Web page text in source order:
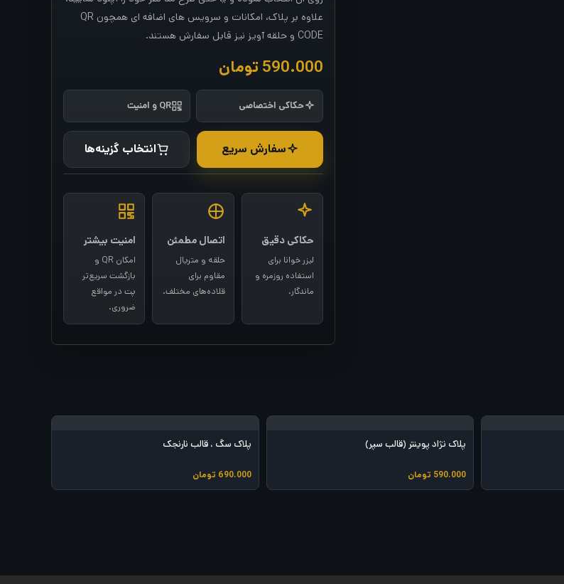
علاوه بر پلاک، امکانات و سرویس های اضافه ای همچون QR
CODE و حلقه آویز نیز قابل سفارش هستند.
590.000 تومان
حکاکی اختصاصی QR و امنیت
سفارش سریع انتخاب گزینه‌ها
حکاکی دقیق
لیزر خوانا برای
استفاده روزمره و
ماندگار.
اتصال مطمئن
حلقه و متریال
مقاوم برای
قلاده‌های مختلف.
امنیت بیشتر
امکان QR و
بازگشت سریع‌تر
پت در مواقع
ضروری.
پلاک نژاد پوینتر (قالب سپر)
590.000 تومان
پلاک سگ ، قالب نارنجک
690.000 تومان